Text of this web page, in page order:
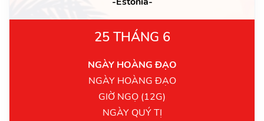
25 THÁNG 6
NGÀY HOÀNG ĐẠO
NGÀY HOÀNG ĐẠO
GIỜ NGỌ (12G)
NGÀY QUÝ TỊ